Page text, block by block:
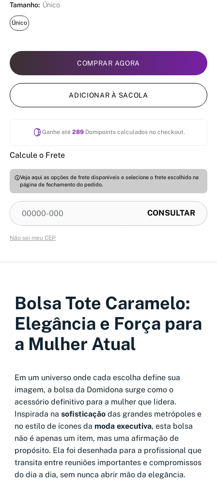
Tamanho: Único
Único
COMPRAR AGORA
ADICIONAR À SACOLA
Ganhe até 289Domipoints calculados no checkout.
Calcule o Frete
Veja aqui as opções de frete disponíveis e selecione o frete escolhido na
página de fechamento do pedido.
Não sei meu CEP
Bolsa Tote Caramelo:
Elegância e Força para
a Mulher Atual
Em um universo onde cada escolha define sua
imagem, a bolsa da Domidona surge como o
acessório definitivo para a mulher que lidera.
Inspirada na sofisticação das grandes metrópoles e
no estilo de ícones da moda executiva, esta bolsa
não é apenas um item, mas uma afirmação de
propósito. Ela foi desenhada para a profissional que
transita entre reuniões importantes e compromissos
do dia a dia, sem nunca abrir mão da elegância.